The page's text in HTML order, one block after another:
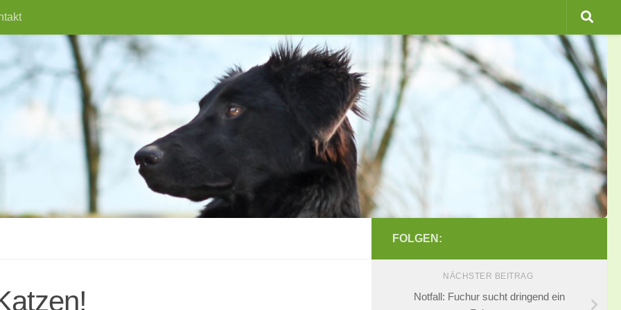
FOLGEN:
NÄCHSTER BEITRAG
Notfall: Fuchur sucht dringend ein